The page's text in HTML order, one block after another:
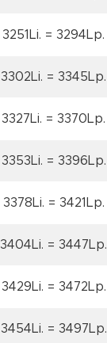
3251Li. = 3294Lp.
3302Li. = 3345Lp.
3327Li. = 3370Lp.
3353Li. = 3396Lp.
3378Li. = 3421Lp.
3404Li. = 3447Lp.
3429Li. = 3472Lp.
3454Li. = 3497Lp.